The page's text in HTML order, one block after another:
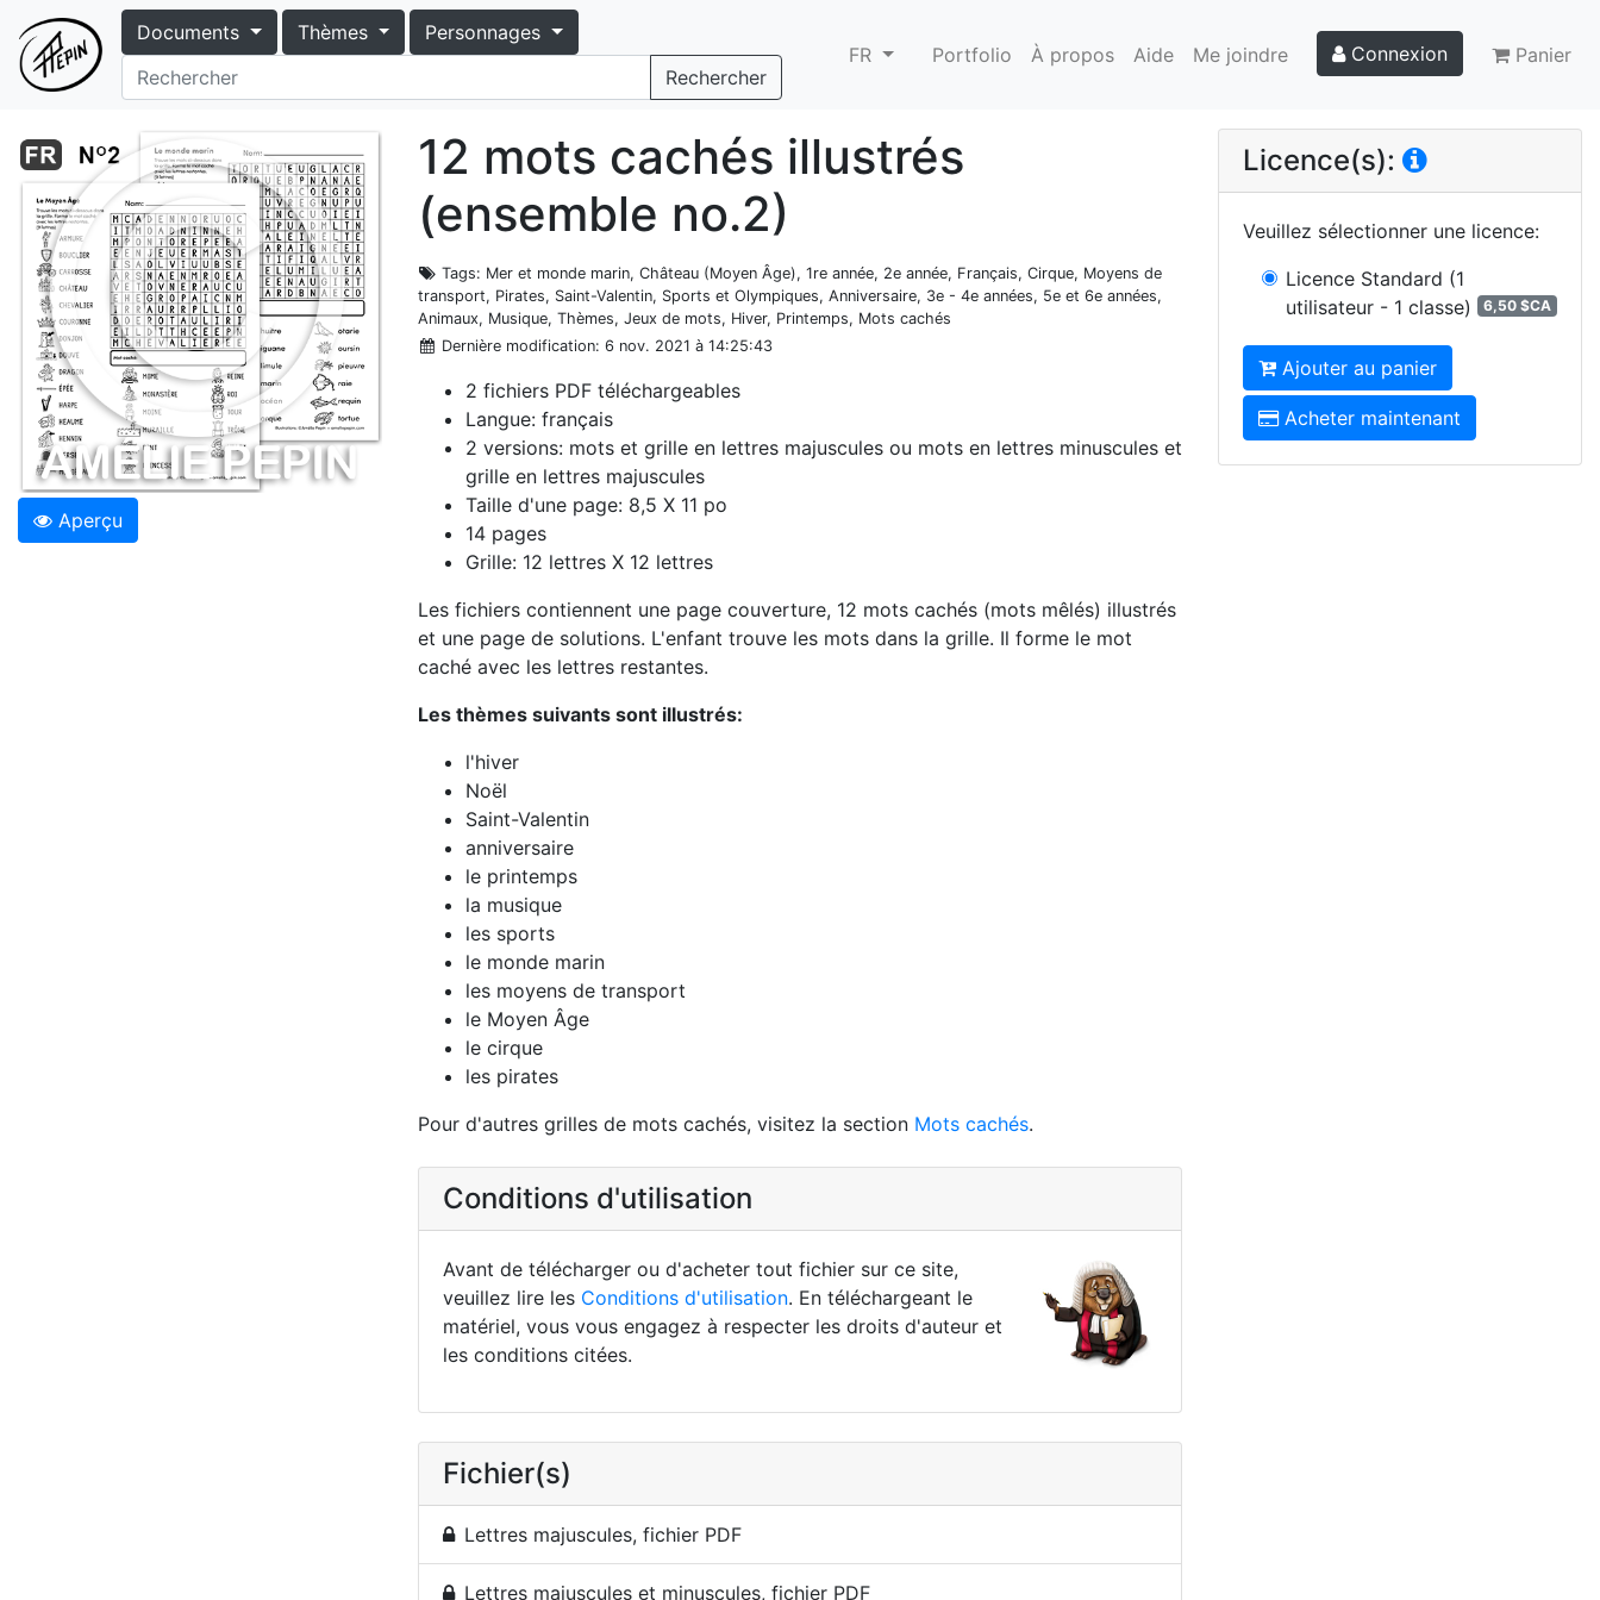
Documents Thèmes
Personnages
Rechercher
FR Portfolio À propos Aide Me joindre Connexion Panier
Aperçu
12 mots cachés illustrés
(ensemble no.2)
Tags: Mer et monde marin, Château (Moyen Âge), 1re année, 2e année, Français, Cirque, Moyens de
transport, Pirates, Saint-Valentin, Sports et Olympiques, Anniversaire, 3e - 4e années, 5e et 6e années,
Animaux, Musique, Thèmes, Jeux de mots, Hiver, Printemps, Mots cachés
Dernière modification: 6 nov. 2021 à 14:25:43
2 fichiers PDF téléchargeables
Langue: français
2 versions: mots et grille en lettres majuscules ou mots en lettres minuscules et
grille en lettres majuscules
Taille d'une page: 8,5 X 11 po
14 pages
Grille: 12 lettres X 12 lettres
Les fichiers contiennent une page couverture, 12 mots cachés (mots mêlés) illustrés
et une page de solutions. L'enfant trouve les mots dans la grille. Il forme le mot
caché avec les lettres restantes.
Les thèmes suivants sont illustrés:
l'hiver
Noël
Saint-Valentin
anniversaire
le printemps
la musique
les sports
le monde marin
les moyens de transport
le Moyen Âge
le cirque
les pirates
Pour d'autres grilles de mots cachés, visitez la section Mots cachés.
Conditions d'utilisation
Avant de télécharger ou d'acheter tout fichier sur ce site,
veuillez lire les Conditions d'utilisation. En téléchargeant le
matériel, vous vous engagez à respecter les droits d'auteur et
les conditions citées.
Fichier(s)
Lettres majuscules, fichier PDF
Lettres majuscules et minuscules, fichier PDF
Licence(s):
Veuillez sélectionner une licence:
Licence Standard (1
utilisateur - 1 classe)
6,50 $CA
Ajouter au panier
Acheter maintenant